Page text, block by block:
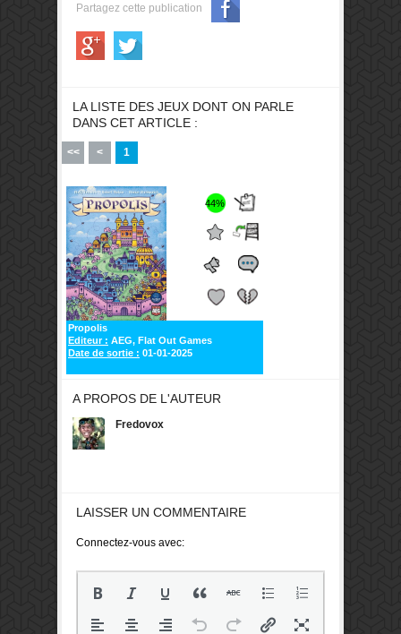
Partagez cette publication
LA LISTE DES JEUX DONT ON PARLE
DANS CET ARTICLE :
<< < 1
44%
Propolis
Editeur : AEG, Flat Out Games
Date de sortie : 01-01-2025
A PROPOS DE L'AUTEUR
Fredovox
LAISSER UN COMMENTAIRE
Connectez-vous avec: